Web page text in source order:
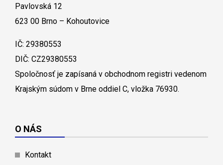
Pavlovská 12
623 00 Brno – Kohoutovice
IČ: 29380553
DIČ: CZ29380553
Spoločnosť je zapísaná v obchodnom registri vedenom
Krajským súdom v Brne oddiel C, vložka 76930.
O NÁS
Kontakt